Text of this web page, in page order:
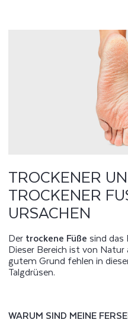
TROCKENER
TROCKENER
RSACHEN
Der trockene Füße sind das
Dieser Bereich ist von
gutem Grund fehlen in
Talgdrüsen.
WARUM SIND MEINE